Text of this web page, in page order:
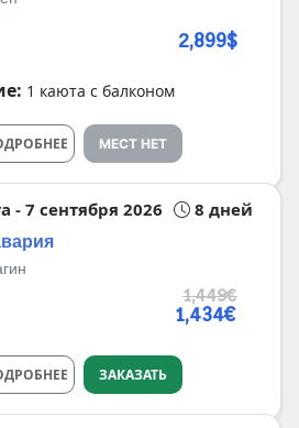
2,899$
1 каюта с балконом
МЕСТ НЕТ
- 7 сентября 2026 8 дней
1,449€
1,434€
ЗАКАЗАТЬ